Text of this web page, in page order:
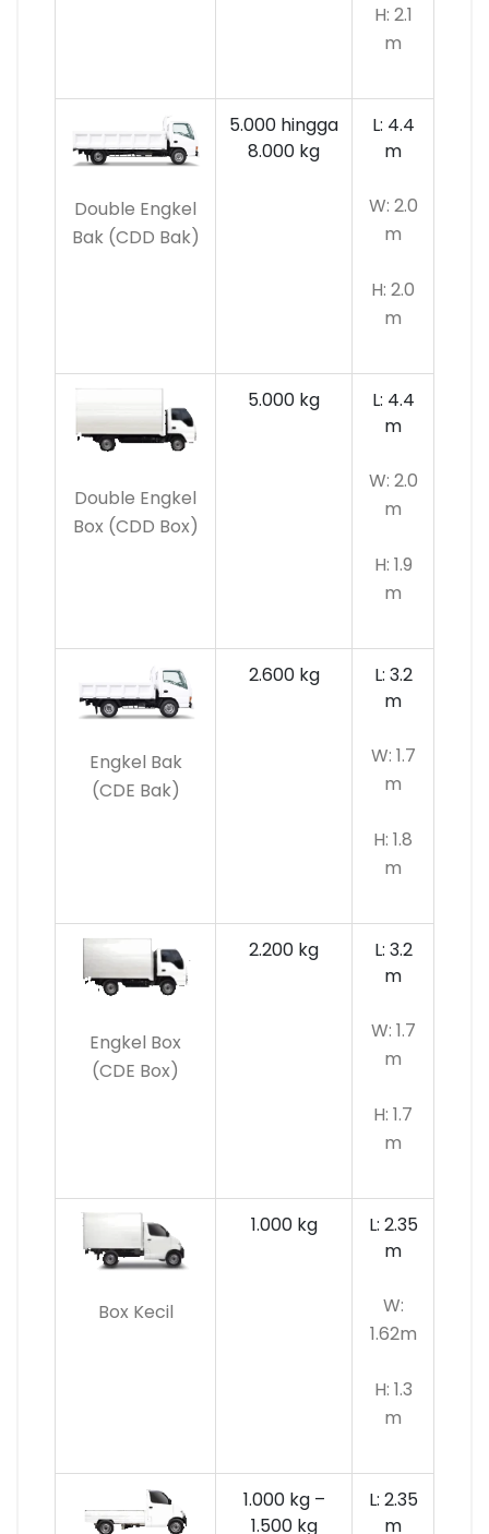
H: 2.1
m
Double Engkel
Bak (CDD Bak)
5.000 hingga
8.000 kg
L: 4.4
m
W: 2.0
m
H: 2.0
m
Double Engkel
Box (CDD Box)
5.000 kg
L: 4.4
m
W: 2.0
m
H: 1.9
m
Engkel Bak
(CDE Bak)
2.600 kg
L: 3.2
m
W: 1.7
m
H: 1.8
m
Engkel Box
(CDE Box)
2.200 kg
L: 3.2
m
W: 1.7
m
H: 1.7
m
Box Kecil
1.000 kg
L: 2.35
m
W:
1.62m
H: 1.3
m
1.000 kg –
1.500 kg
L: 2.35
m